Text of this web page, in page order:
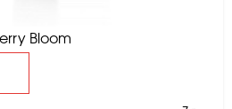
Bloom